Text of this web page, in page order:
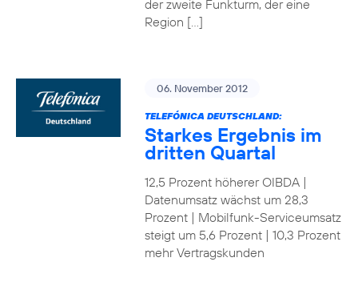
der zweite Funkturm, der eine
Region […]
06. November 2012
TELEFÓNICA DEUTSCHLAND:
Starkes Ergebnis im
dritten Quartal
12,5 Prozent höherer OIBDA |
Datenumsatz wächst um 28,3
Prozent | Mobilfunk-Serviceumsatz
steigt um 5,6 Prozent | 10,3 Prozent
mehr Vertragskunden